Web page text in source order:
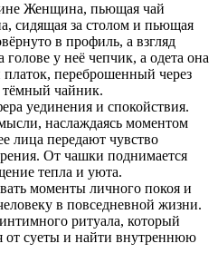
Женщина, пьющая чай
сидящая за столом и пьющая
в профиль, а взгляд
у неё чепчик, а одета она
переброшенный через
тёмный чайник.
уединения и спокойствия.
наслаждаясь моментом
лица передают чувство
От чашки поднимается
тепла и уюта.
моменты личного покоя и
в повседневной жизни.
ритуала, который
от суеты и найти внутреннюю